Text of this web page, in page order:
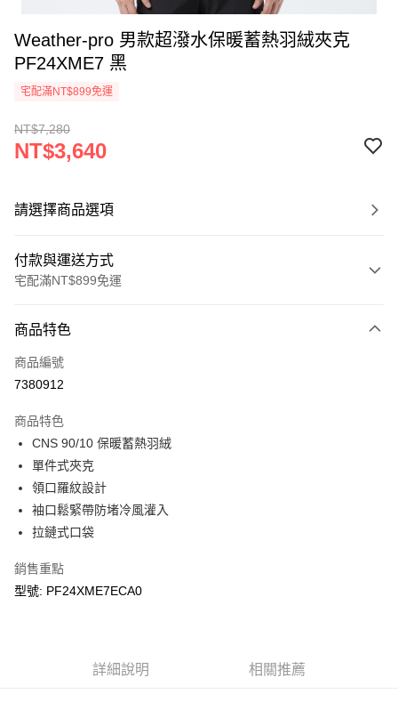
Weather-pro 男款超潑水保暖蓄熱羽絨夾克
PF24XME7 黑
宅配滿NT$899免運
NT$7,280
NT$3,640
請選擇商品選項
付款與運送方式
宅配滿NT$899免運
信用卡一次付款
LINE Pay
悠遊付
Google Pay
運送方式
每筆NT$90，滿NT$899(含以上)免運費
宅配(離島)
商品特色
商品編號
7380912
商品特色
CNS 90/10 保暖蓄熱羽絨
單件式夾克
領口羅紋設計
袖口鬆緊帶防堵冷風灌入
拉鏈式口袋
銷售重點
型號: PF24XME7ECA0
詳細說明 相關推薦